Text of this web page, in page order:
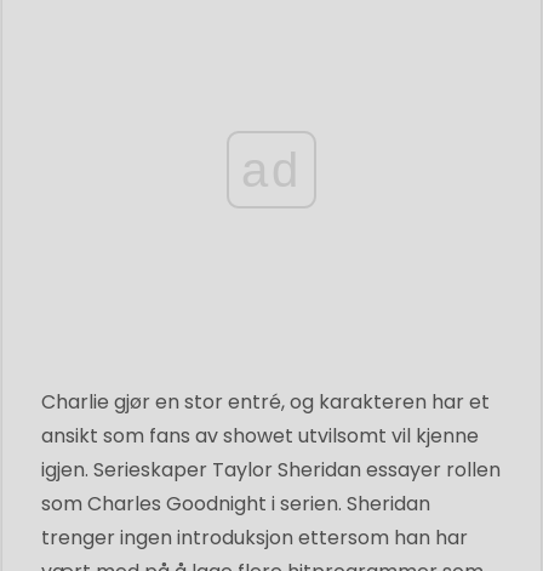
ad
Charlie gjør en stor entré, og karakteren har et
ansikt som fans av showet utvilsomt vil kjenne
igjen. Serieskaper Taylor Sheridan essayer rollen
som Charles Goodnight i serien. Sheridan
trenger ingen introduksjon ettersom han har